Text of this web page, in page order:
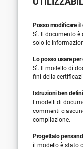
Posso modificare il
Sì. Il documento
solo le
Lo posso usare per
Sì. Il modello di
fini della
Istruzioni ben
I modelli di
commenti
compilazione.
Progettato
il modello è stato